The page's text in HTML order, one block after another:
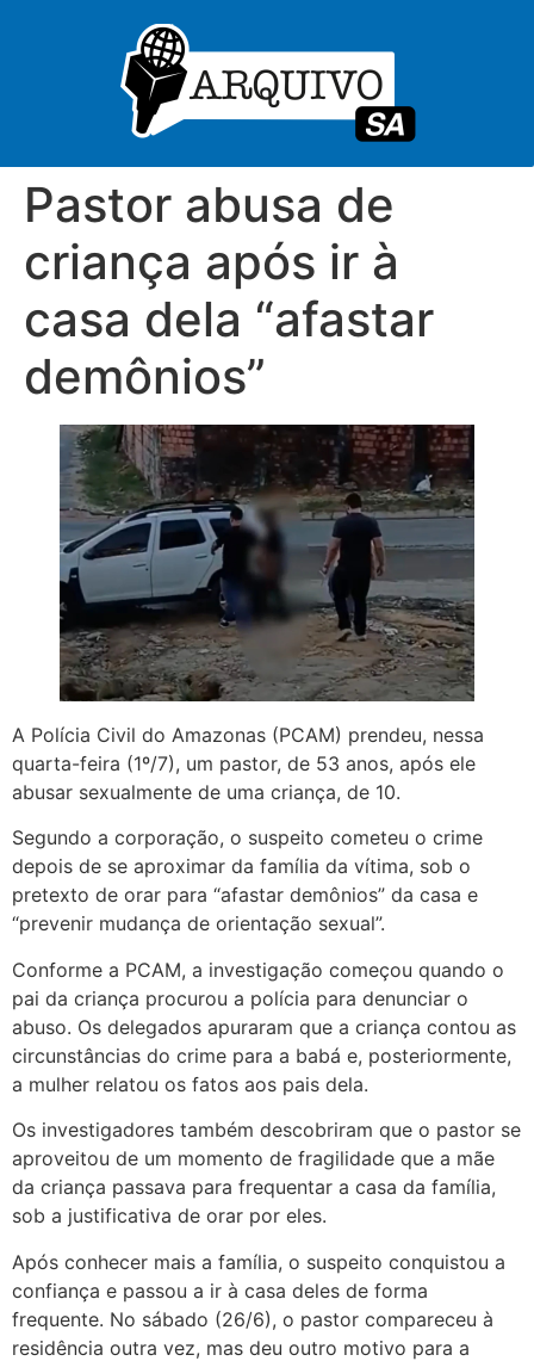
Pastor abusa de
criança após ir à
casa dela “afastar
demônios”
A Polícia Civil do Amazonas (PCAM) prendeu, nessa
quarta-feira (1º/7), um pastor, de 53 anos, após ele
abusar sexualmente de uma criança, de 10.
Segundo a corporação, o suspeito cometeu o crime
depois de se aproximar da família da vítima, sob o
pretexto de orar para “afastar demônios” da casa e
“prevenir mudança de orientação sexual”.
Conforme a PCAM, a investigação começou quando o
pai da criança procurou a polícia para denunciar o
abuso. Os delegados apuraram que a criança contou as
circunstâncias do crime para a babá e, posteriormente,
a mulher relatou os fatos aos pais dela.
Os investigadores também descobriram que o pastor se
aproveitou de um momento de fragilidade que a mãe
da criança passava para frequentar a casa da família,
sob a justificativa de orar por eles.
Após conhecer mais a família, o suspeito conquistou a
confiança e passou a ir à casa deles de forma
frequente. No sábado (26/6), o pastor compareceu à
residência outra vez, mas deu outro motivo para a